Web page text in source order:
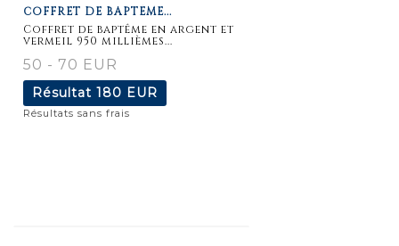
COFFRET DE BAPTÊME...
Coffret de baptême en argent et
vermeil 950 millièmes...
50 - 70 EUR
Résultat 180 EUR
Résultats sans frais